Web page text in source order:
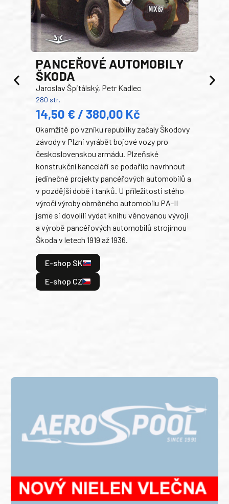
PANCEŘOVÉ AUTOMOBILY
ŠKODA
Jaroslav Špitálský, Petr Kadlec
280 str.
14,50 € / 380,00 Kč
Okamžitě po vzniku republiky začaly Škodovy
závody v Plzni vyrábět bojové vozy pro
československou armádu. Plzeňské
konstrukční kanceláři se podařilo navrhnout
jedinečné projekty pancéřových automobilů a
v pozdější době i tanků. U příležitosti stého
výročí výroby obrněného automobilu PA-II
jsme si dovolili vydat knihu věnovanou vývoji
a výrobě pancéřových automobilů strojírnou
Škoda v letech 1919 až 1936.
E-shop SK
E-shop CZ